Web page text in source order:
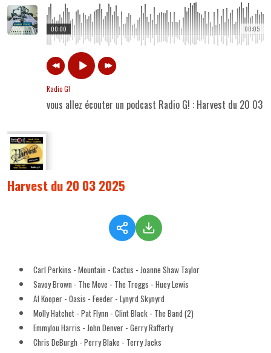
00:05
00:00
Radio G!
vous allez écouter un podcast Radio G! : Harvest du 20 03
Harvest du 20 03 2025
Carl Perkins - Mountain - Cactus - Joanne Shaw Taylor
Savoy Brown - The Move - The Troggs - Huey Lewis
Al Kooper - Oasis - Feeder - Lynyrd Skynyrd
Molly Hatchet - Pat Flynn - Clint Black - The Band (2)
Emmylou Harris - John Denver - Gerry Rafferty
Chris DeBurgh - Perry Blake - Terry Jacks